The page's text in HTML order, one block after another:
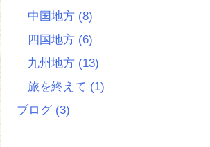
中国地方 (8)
四国地方 (6)
九州地方 (13)
旅を終えて (1)
ブログ (3)